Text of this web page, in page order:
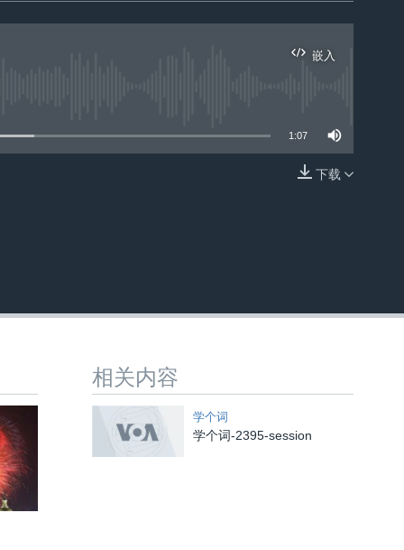
嵌入
1:07
下载
相关内容
学个词
学个词-2395-session